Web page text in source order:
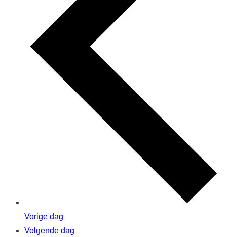
Vorige dag
Volgende dag